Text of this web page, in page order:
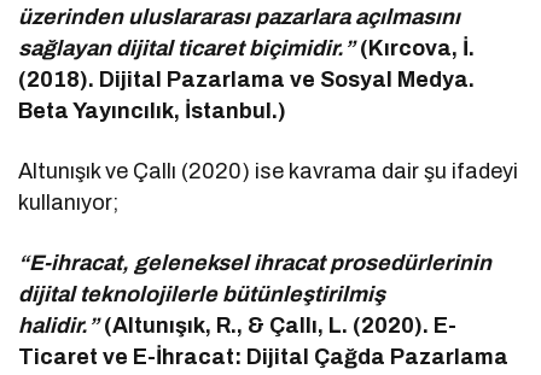
üzerinden uluslararası pazarlara açılmasını
sağlayan dijital ticaret biçimidir.”(Kırcova, İ.
(2018). Dijital Pazarlama ve Sosyal Medya.
Beta Yayıncılık, İstanbul.)
Altunışık ve Çallı (2020) ise kavrama dair şu ifadeyi
kullanıyor;
“E-ihracat, geleneksel ihracat prosedürlerinin
dijital teknolojilerle bütünleştirilmiş
halidir.”(Altunışık, R., & Çallı, L. (2020). E-
Ticaret ve E-İhracat: Dijital Çağda Pazarlama